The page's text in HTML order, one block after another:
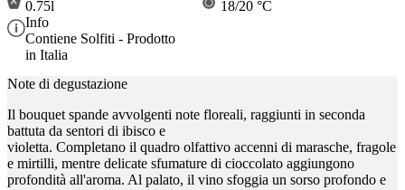
0.75l
18/20 °C
Info
Contiene Solfiti - Prodotto
in Italia
Note di degustazione
Il bouquet spande avvolgenti note floreali, raggiunti in seconda
battuta da sentori di ibisco e
violetta. Completano il quadro olfattivo accenni di marasche, fragole
e mirtilli, mentre delicate sfumature di cioccolato aggiungono
profondità all'aroma. Al palato, il vino sfoggia un sorso profondo e